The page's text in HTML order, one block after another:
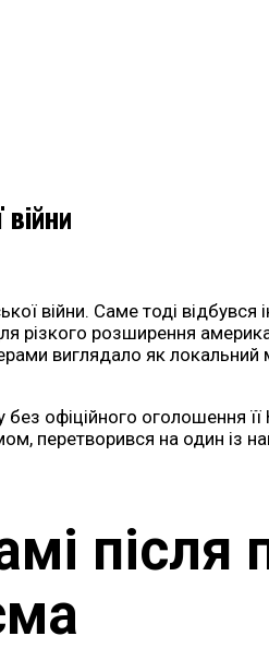
війни. Саме тоді відбувся
розширення
виглядало як локальний
офіційного оголошення
перетворився на один із